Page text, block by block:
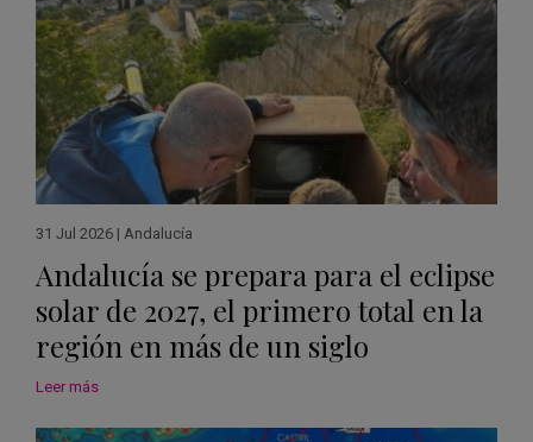
31 Jul 2026 | Andalucía
Andalucía se prepara para el eclipse
solar de 2027, el primero total en la
región en más de un siglo
Leer más